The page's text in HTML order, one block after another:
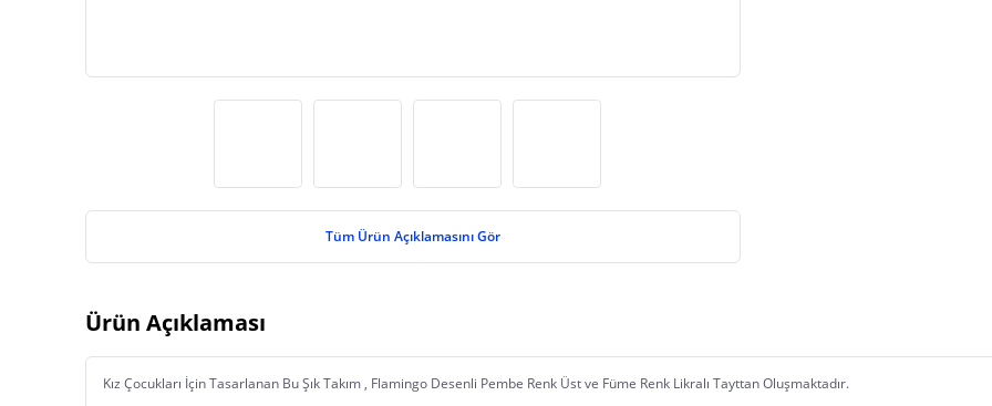
Tüm Ürün Açıklamasını Gör
Ürün Açıklaması
Kız Çocukları İçin Tasarlanan Bu Şık Takım , Flamingo Desenli Pembe Renk Üst ve Füme Renk Likralı Tayttan Oluşmaktadır.